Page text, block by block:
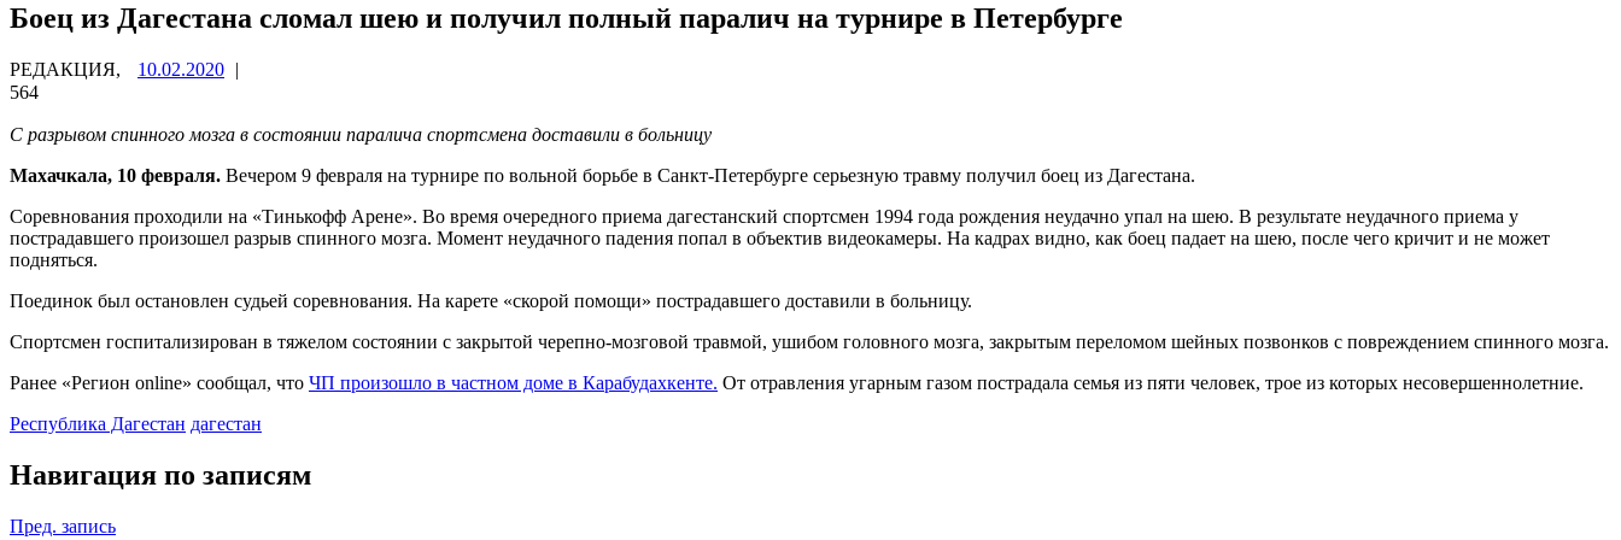
Боец из Дагестана сломал шею и получил полный паралич на турнире в Петербурге
РЕДАКЦИЯ, 10.02.2020 |
564
С разрывом спинного мозга в состоянии паралича спортсмена доставили в больницу
Махачкала, 10 февраля. Вечером 9 февраля на турнире по вольной борьбе в Санкт-Петербурге серьезную травму получил боец из Дагестана.
Соревнования проходили на «Тинькофф Арене». Во время очередного приема дагестанский спортсмен 1994 года рождения неудачно упал на шею. В результате неудачного приема у
пострадавшего произошел разрыв спинного мозга. Момент неудачного падения попал в объектив видеокамеры. На кадрах видно, как боец падает на шею, после чего кричит и не может
подняться.
Поединок был остановлен судьей соревнования. На карете «скорой помощи» пострадавшего доставили в больницу.
Спортсмен госпитализирован в тяжелом состоянии с закрытой черепно-мозговой травмой, ушибом головного мозга, закрытым переломом шейных позвонков с повреждением спинного мозга.
Ранее «Регион online» сообщал, что ЧП произошло в частном доме в Карабудахкенте. От отравления угарным газом пострадала семья из пяти человек, трое из которых несовершеннолетние.
Республика Дагестан дагестан
Навигация по записям
Пред. запись